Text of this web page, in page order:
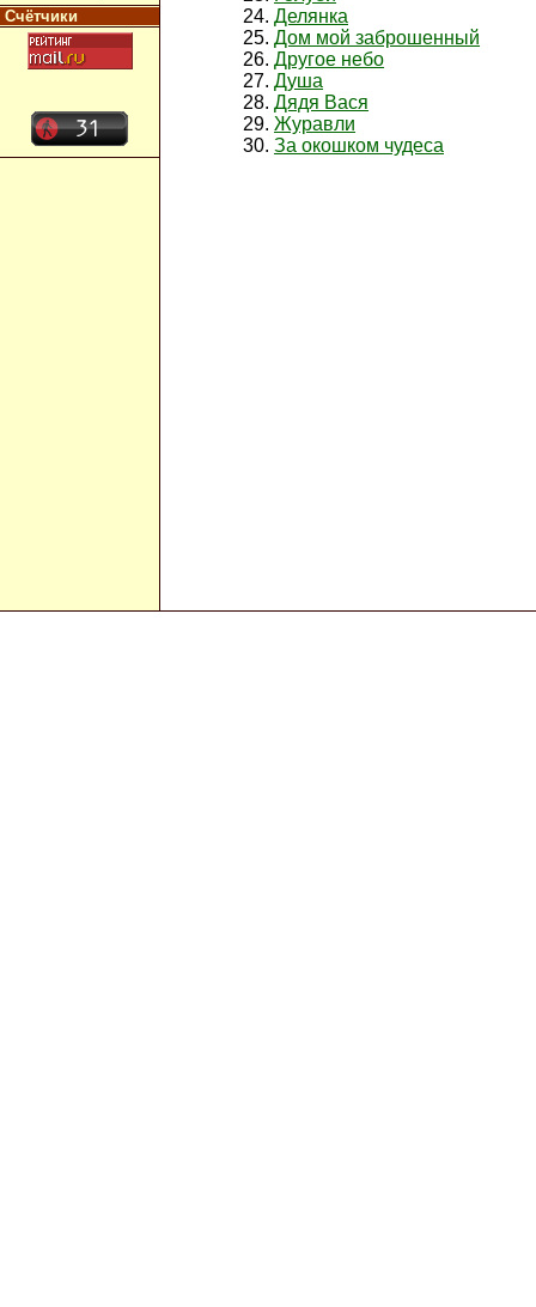
Счётчики
Делянка
Дом мой заброшенный
Другое небо
Душа
Дядя Вася
Журавли
За окошком чудеса